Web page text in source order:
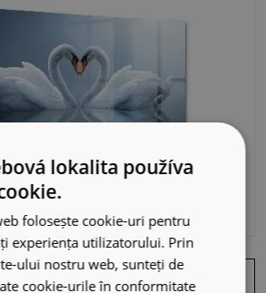
Zobraziť
lokalita používa
folosește cookie-uri pentru
experiența utilizatorului. Prin
ului nostru web, sunteți de
cookie-urile în conformitate